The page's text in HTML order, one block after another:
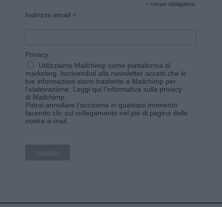
* campo obbligatorio
Indirizzo email *
Privacy
Utilizziamo Mailchimp come piattaforma di
marketing. Iscrivendoti alla newsletter accetti che le
tue informazioni siano trasferite a Mailchimp per
l'elaborazione. Leggi qui l'informativa sulla privacy
di Mailchimp
Potrai annullare l'iscrizione in qualsiasi momento
facendo clic sul collegamento nel piè di pagina delle
nostre e-mail.